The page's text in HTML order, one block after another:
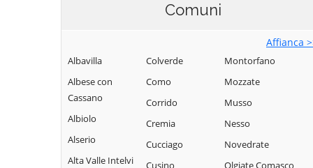
Comuni
Affianca
Albavilla
Albese con
Cassano
Albiolo
Alserio
Alta Valle Intelvi
Colverde
Como
Corrido
Cremia
Cucciago
Cusino
Montorfano
Mozzate
Musso
Nesso
Novedrate
Olgiate Comasco